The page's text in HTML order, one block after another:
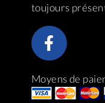
toujours
Moyens de